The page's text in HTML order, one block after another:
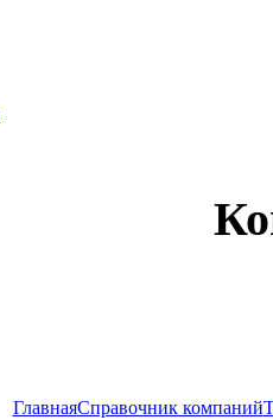
ГлавнаяСправочник компаний